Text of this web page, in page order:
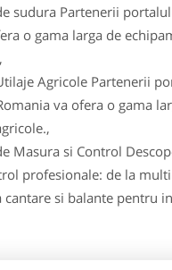
sudura Partenerii
o gama larga de
Agricole Partenerii
va ofera o gama
Masura si Control
profesionale: de la
cantare si balante pentru